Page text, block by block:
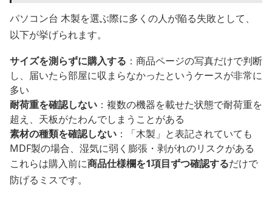
パソコン台 木製を選ぶ際に多くの人が陥る失敗として、
以下が挙げられます。
サイズを測らずに購入する ：商品ページの写真だけで判断
し、届いたら部屋に収まらなかったというケースが非常に
多い
耐荷重を確認しない ：複数の機器を載せた状態で耐荷重を
超え、天板がたわんでしまうことがある
素材の種類を確認しない ：「木製」と表記されていても
MDF製の場合、湿気に弱く膨張・剥がれのリスクがある
これらは購入前に商品仕様欄を1項目ずつ確認するだけで
防げるミスです。